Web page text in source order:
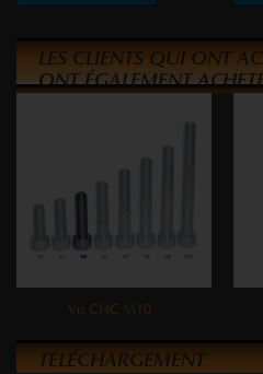
LES CLIENTS QUI ONT
ONT ÉGALEMENT
Vis CHC M10...
TÉLÉCHARGEMENT